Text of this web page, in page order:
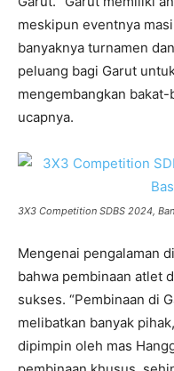
meskipun eventnya
banyaknya turnamen
peluang bagi Garut
mengembangkan bakat-
ucapnya.
3X3 Competition SDBS 2024,
Mengenai pengalaman
bahwa pembinaan atlet
sukses. “Pembinaan di
melibatkan banyak
dipimpin oleh mas